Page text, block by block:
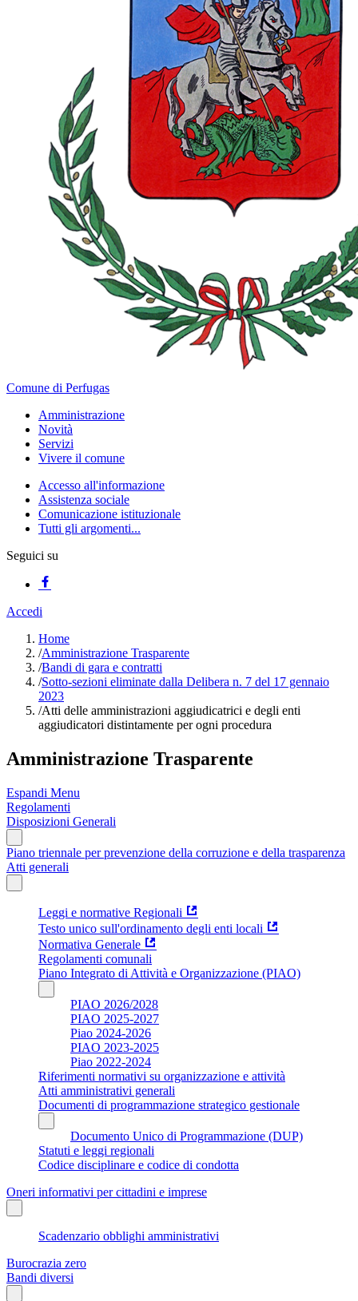
Comune di Perfugas
Amministrazione
Novità
Servizi
Vivere il comune
Accesso all'informazione
Assistenza sociale
Comunicazione istituzionale
Tutti gli argomenti...
Seguici su
Accedi
Home
/Amministrazione Trasparente
/Bandi di gara e contratti
/Sotto-sezioni eliminate dalla Delibera n. 7 del 17 gennaio
2023
/Atti delle amministrazioni aggiudicatrici e degli enti
aggiudicatori distintamente per ogni procedura
Amministrazione Trasparente
Espandi Menu
Regolamenti
Disposizioni Generali
Piano triennale per prevenzione della corruzione e della trasparenza
Atti generali
Leggi e normative Regionali
Testo unico sull'ordinamento degli enti locali
Normativa Generale
Regolamenti comunali
Piano Integrato di Attività e Organizzazione (PIAO)
PIAO 2026/2028
PIAO 2025-2027
Piao 2024-2026
PIAO 2023-2025
Piao 2022-2024
Riferimenti normativi su organizzazione e attività
Atti amministrativi generali
Documenti di programmazione strategico gestionale
Documento Unico di Programmazione (DUP)
Statuti e leggi regionali
Codice disciplinare e codice di condotta
Oneri informativi per cittadini e imprese
Scadenzario obblighi amministrativi
Burocrazia zero
Bandi diversi